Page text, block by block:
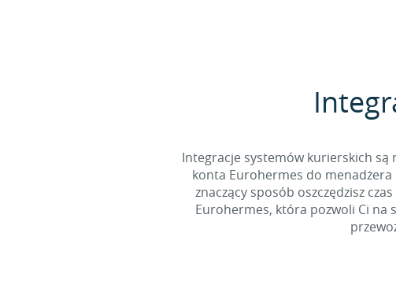
Integracje systemów kurierskich są
konta Eurohermes do menadżera
znaczący sposób oszczędzisz
Eurohermes, która pozwoli Ci na